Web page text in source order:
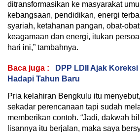
ditransformasikan ke masyarakat
kebangsaan, pendidikan, energi
syariah, ketahanan pangan, obat-
keagamaan dan energi, itukan
hari ini,” tambahnya.
Baca juga :
DPP LDII Ajak
Hadapi Tahun Baru
Pria kelahiran Bengkulu itu
sekadar perencanaan tapi sudah
memberikan contoh. “Jadi, dakwah
lisannya itu berjalan, maka saya